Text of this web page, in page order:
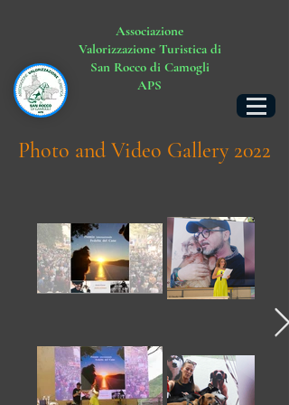
Associazione
Valorizzazione Turistica di
San Rocco di Camogli
APS
Photo and Video Gallery 2022